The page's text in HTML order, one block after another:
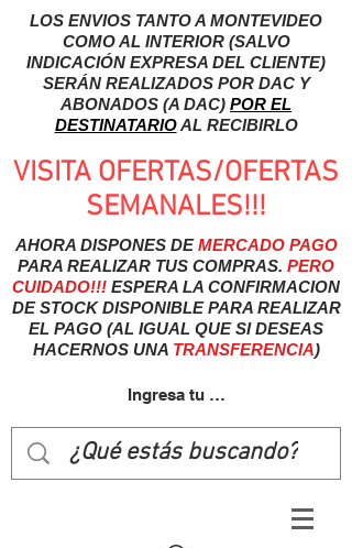
LOS ENVIOS TANTO A MONTEVIDEO
COMO AL INTERIOR (SALVO
INDICACIÓN EXPRESA DEL CLIENTE)
SERÁN REALIZADOS POR DAC Y
ABONADOS (A DAC) POR EL
DESTINATARIOAL RECIBIRLO
VISITA OFERTAS/OFERTAS
SEMANALES!!!
AHORA DISPONES DEMERCADO PAGO
PARA REALIZAR TUS COMPRAS. PERO
CUIDADO!!! ESPERA LA CONFIRMACION
DE STOCK DISPONIBLE PARA REALIZAR
EL PAGO (AL IGUAL QUE SI DESEAS
HACERNOS UNA TRANSFERENCIA)
Ingresa tu usuairo